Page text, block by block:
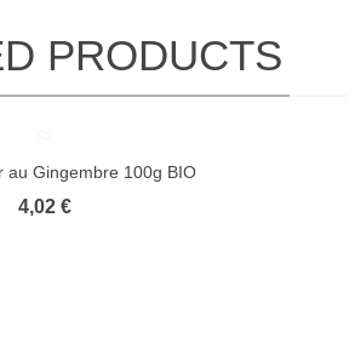
PRODUCTS
au Gingembre 100g BIO
4,02 €